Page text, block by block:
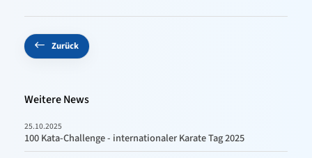
Zurück
Weitere News
25.10.2025
100 Kata-Challenge - internationaler Karate Tag 2025